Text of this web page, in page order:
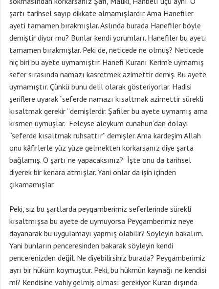
şartı tarihsel sayıp dikkate almamışlardır. Ama Hanefiler
ayeti tamamen bırakmışlar. Aslında burada Hanefiler böyle
demiştir diyor mu? Bunlar kendi yorumları. Hanefiler bu ayeti
tamamen bırakmışlar. Peki de, neticede ne olmuş? Neticede
hiç biri bu ayete uymamıştır. Hanefi Kuranı Kerim’e uymamış
sefer sırasında namazı kasretmek azimettir demiş. Bu ayete
uymamıştır. Çünkü bunu delil olarak gösteriyorlar. Hadisi
şeriflere uyarak “seferde namazı kısaltmak azimettir sürekli
kısaltmak gerekir “demişlerdir. Şafiler bu ayete uymamış ama
kısmen uymuşlar. Feleyse aleykum cunahun’dan dolayı
“seferde kısaltmak ruhsattır” demişler. Ama kardeşim Allah
onu kâfirlerle yüz yüze gelmekten korkarsanız diye şarta
bağlamış. O şartı ne yapacaksınız? İşte onu da tarihsel
diyerek bir kenara atmışlar. Yani onlar da işin içinden
çıkamamışlar.
Peki, siz bu şartlarda peygamberimiz seferlerinde sürekli
kısaltmışsa bu ayete de uymuyorsa Peygamberimiz neye
dayanarak bu uygulamayı yapmış olabilir? Söyleyin bakalım.
Yani bunların penceresinden bakarak söyleyin kendi
pencerenizden değil. Ne diyebilirsiniz burada? Peygamberimiz
ayrı bir hüküm koymuştur. Peki, bu hükmün kaynağı ne kendisi
mi? Kendisine vahiy gelmiş olması gerekiyor Kuran dışında